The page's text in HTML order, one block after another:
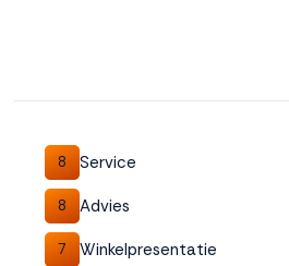
8 Service
8 Advies
7 Winkelpresentatie